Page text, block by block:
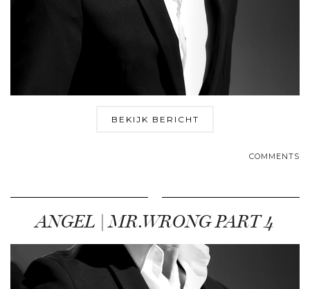
BEKIJK BERICHT
COMMENTS
ANGEL | MR.WRONG PART 4